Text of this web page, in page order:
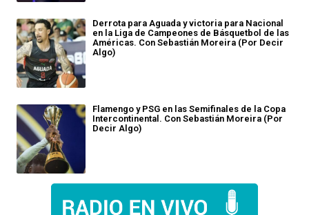
Derrota para Aguada y victoria para Nacional
en la Liga de Campeones de Básquetbol de las
Américas. Con Sebastián Moreira (Por Decir
Algo)
Flamengo y PSG en las Semifinales de la Copa
Intercontinental. Con Sebastián Moreira (Por
Decir Algo)